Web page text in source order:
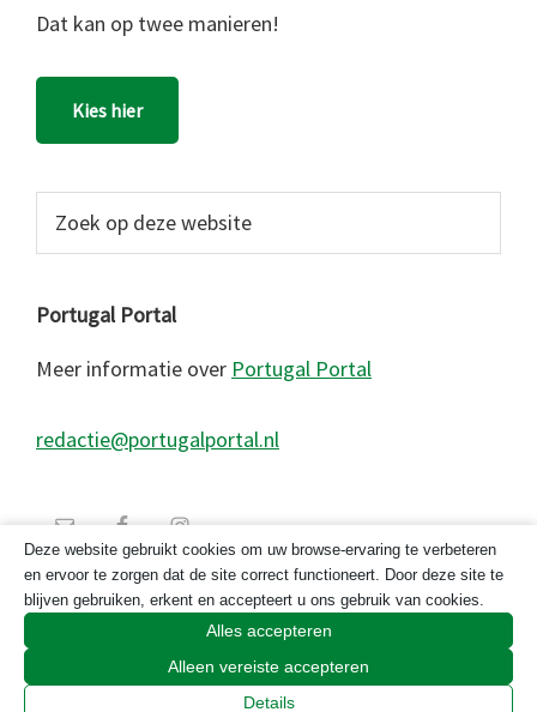
Dat kan op twee manieren!
Kies hier
website
Portugal Portal
Meer informatie over Portugal Portal
redactie@portugalportal.nl
© 2026 Copyright Portugal Portal 2023
Deze website gebruikt cookies om uw browse-ervaring te verbeteren
en ervoor te zorgen dat de site correct functioneert. Door deze site te
blijven gebruiken, erkent en accepteert u ons gebruik van cookies.
Alles accepteren
Alleen vereiste accepteren
Details